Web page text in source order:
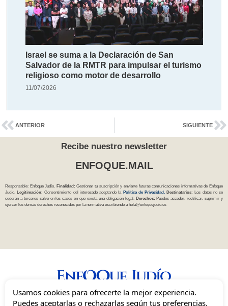
Israel se suma a la Declaración de San
Salvador de la RMTR para impulsar el turismo
religioso como motor de desarrollo
11/07/2026
ANTERIOR SIGUIENTE
Recibe nuestro newsletter
ENFOQUE.MAIL
Responsable: Enfoque Judío. Finalidad: Gestionar tu suscripción y enviarte futuras comunicaciones informativas de Enfoque
Judío.
Legitimación: Consentimiento del interesado aceptando la Política de Privacidad Destinatarios:
Los datos no se
cederán a terceros salvo en los casos en que exista una obligación legal.
Derechos: Puedes acceder, rectificar, suprimir y
ejercer los demás derechos reconocidos por la normativa escribiendo a hola@enfoquejudio.es
Una mirada independiente, inclusiva y sionista del judaísmo en España.
Usamos cookies para ofrecerte la mejor experiencia.
Puedes aceptarlas o rechazarlas según tus preferencias.